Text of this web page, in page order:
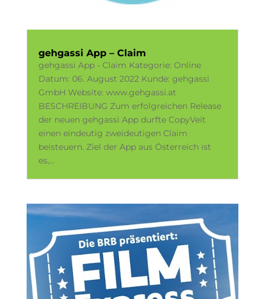
gehgassi App – Claim
gehgassi App - Claim Kategorie: Online
Datum: 06. August 2022 Kunde: gehgassi
GmbH Website: www.gehgassi.at
BESCHREIBUNG Zum erfolgreichen Release
der neuen gehgassi App durfte CopyVeit
einen eindeutig zweideutigen Claim
beisteuern. Ziel der App aus Österreich ist
es,...